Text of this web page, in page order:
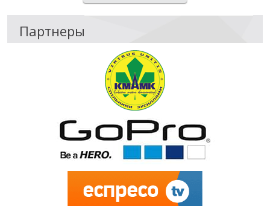
Партнеры